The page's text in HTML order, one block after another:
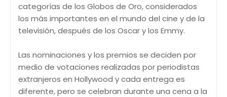
categorías de los Globos de Oro, considerados
los más importantes en el mundo del cine y de la
televisión, después de los Oscar y los Emmy.
Las nominaciones y los premios se deciden por
medio de votaciones realizadas por periodistas
extranjeros en Hollywood y cada entrega es
diferente, pero se celebran durante una cena a la